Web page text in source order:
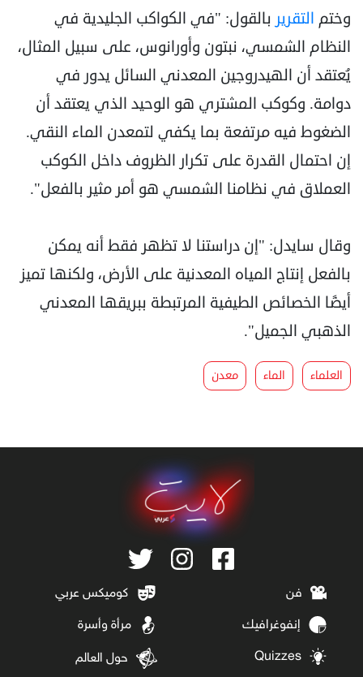
وختم التقرير بالقول: "في الكواكب الجليدية في
النظام الشمسي، نبتون وأورانوس، على سبيل المثال،
يُعتقد أن الهيدروجين المعدني السائل يدور في
دوامة. وكوكب المشتري هو الوحيد الذي يعتقد أن
الضغوط فيه مرتفعة بما يكفي لتمعدن الماء النقي.
إن احتمال القدرة على تكرار الظروف داخل الكوكب
العملاق في نظامنا الشمسي هو أمر مثير بالفعل".
وقال سايدل: "إن دراستنا لا تظهر فقط أنه يمكن
بالفعل إنتاج المياه المعدنية على الأرض، ولكنها تميز
أيضًا الخصائص الطيفية المرتبطة ببريقها المعدني
الذهبي الجميل".
العلماء الماء معدن
فن كوميكس عربي
إنفوغرافيك مرأة وأسرة
Quizzes حول العالم